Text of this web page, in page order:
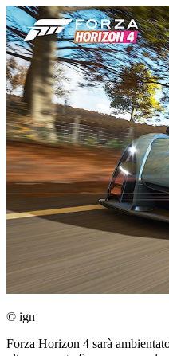
© ign
Forza Horizon 4 sarà